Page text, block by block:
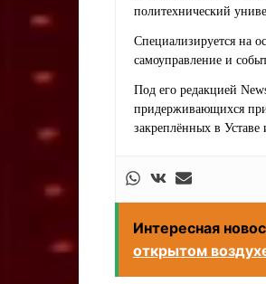
политехнический
Специализируется на
самоуправление и
Под его редакцией
придерживающихся
закреплённых в Уставе
Интересная
открытом